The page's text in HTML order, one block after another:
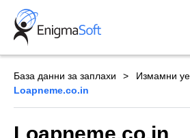
Skip
content
База данни за заплахи
Измамни
Loapneme.co.in